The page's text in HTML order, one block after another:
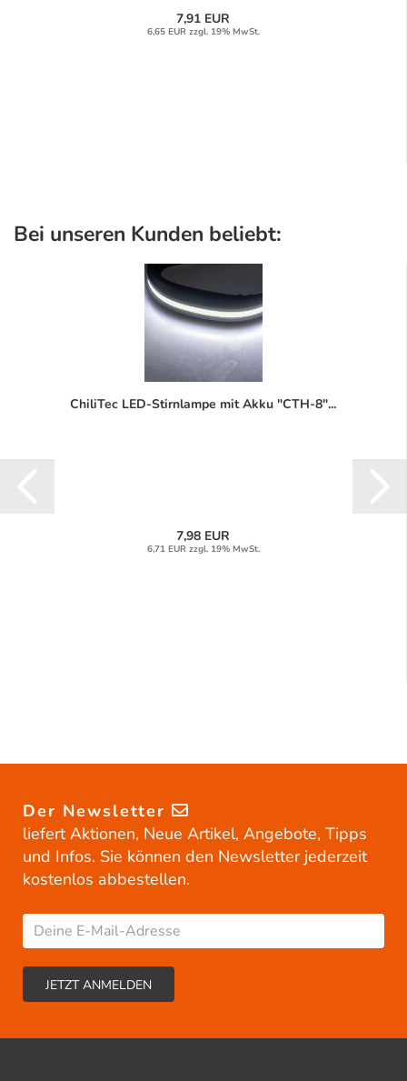
7,91 EUR
6,65 EUR zzgl. 19% MwSt.
Bei unseren Kunden beliebt:
ChiliTec LED-Stirnlampe mit Akku "CTH-8"...
7,98 EUR
6,71 EUR zzgl. 19% MwSt.
Der Newsletter
liefert Aktionen, Neue Artikel, Angebote, Tipps
und Infos. Sie können den Newsletter jederzeit
kostenlos abbestellen.